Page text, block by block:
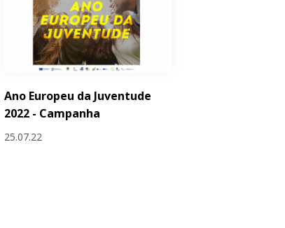
Ano Europeu da Juventude
2022 - Campanha
25.07.22